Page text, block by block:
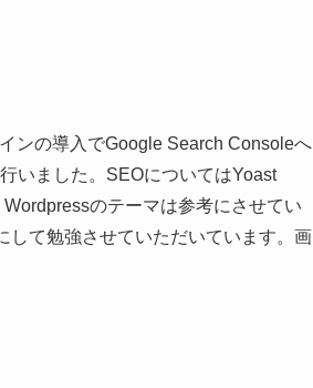
ンの導入でGoogle Search Consoleへ
いました。SEOについてはYoast
のテーマは参考にさせてい
して勉強させていただいています。画